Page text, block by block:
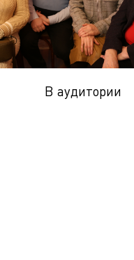
В аудитории